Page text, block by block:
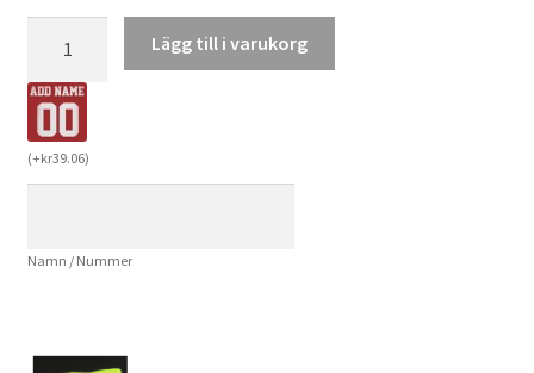
Billiga
Barn
Atlético
Madrid
Hemmatröja
Le
Kortärmad
Lägg till i varukorg
(+kr39.06)
Namn / Nummer